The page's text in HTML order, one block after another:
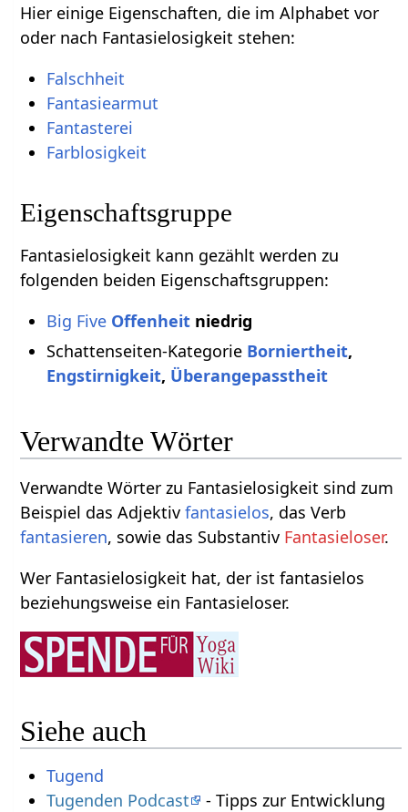
Hier einige Eigenschaften, die im Alphabet vor
oder nach Fantasielosigkeit stehen:
Falschheit
Fantasiearmut
Fantasterei
Farblosigkeit
Eigenschaftsgruppe
Fantasielosigkeit kann gezählt werden zu
folgenden beiden Eigenschaftsgruppen:
Big Five Offenheitniedrig
Schattenseiten-Kategorie Borniertheit,
Engstirnigkeit, Überangepasstheit
Verwandte Wörter
Verwandte Wörter zu Fantasielosigkeit sind zum
Beispiel das Adjektivfantasielos, das Verb
fantasieren, sowie das Substantiv Fantasieloser.
Wer Fantasielosigkeit hat, der ist fantasielos
beziehungsweise ein Fantasieloser.
Siehe auch
Tugend
Tugenden Podcast
- Tipps zur Entwicklung